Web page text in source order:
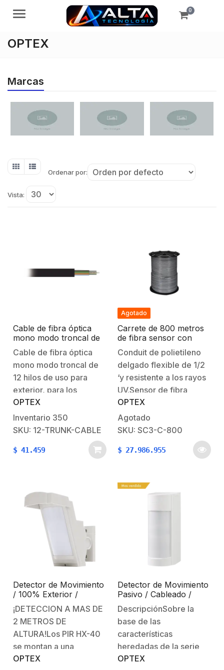
Menú 0
OPTEX
Marcas
Ordenar por:
Vista:
Cable de fibra óptica
mono modo troncal de
12 hilos de uso para
exterior / Para los
analizadores FD525,
FD525R o FD508
Cable de fibra óptica
mono modo troncal de
12 hilos de uso para
exterior, para los
analizadores FD525,
FD525R o
FD508 *Precio por
OPTEX
Inventario 350
SKU: 12-TRUNK-CABLE
$ 41.459
Agotado
Carrete de 800 metros
de fibra sensor con
conduit de 1/2″
Conduit de polietileno
delgado flexible de 1/2
‘y resistente a los rayos
UV.Sensor de fibra
óptica multimodo
herméticamente
cerrado (SC-3)cable
preinstaladoSolución de
ahorro de tiempo
convenientes
OPTEX
Agotado
SKU: SC3-C-800
$ 27.986.955
Detector de Movimiento
/ 100% Exterior /
Cableado / Hasta 12
metros a 85° de
cobertura/ Instalación a
3 metros / Compatible
con cualquier panel de
alarma
¡DETECCION A MAS DE
2 METROS DE
ALTURA!Los PIR HX-40
se montan a una
distancia de entre 2,5 y
OPTEX
Detector de Movimiento
Pasivo / Cableado /
100% Exterior /
Compatible con
Cualquier Panel de
Alarma Cableado
DescripciónSobre la
base de las
características
heredadas de la serie
VX-402, VX Infinity
OPTEX